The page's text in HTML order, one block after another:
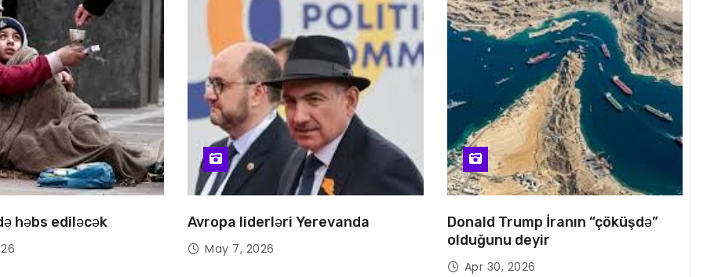
həbs ediləcək Avropa liderləri Yerevanda
May 7, 2026
Donald Trump İranın “çöküşdə”
olduğunu deyir
Apr 30, 2026